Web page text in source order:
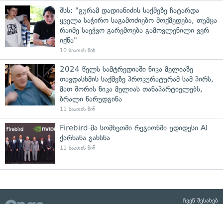
შსს: "გურამ დადიანიძის საქმეზე ჩატარდა
ყველა საჭირო საგამოძიებო მოქმედება, თუმცა
რაიმე საეჭვო გარემოება გამოვლენილი ვერ
იქნა"
10 საათის წინ
2024 წელს სამტრედიაში ნიკა მელიაზე
თავდასხმის საქმეზე პროკურატურამ სამ პირს,
მათ შორის ნიკა მელიას თანაპარტიელებს,
ბრალი წარუდგინა
11 საათის წინ
Firebird-მა სომხეთში რეგიონში უდიდესი AI
ქარხანა გახსნა
11 საათის წინ
ჩვენ შესახებ